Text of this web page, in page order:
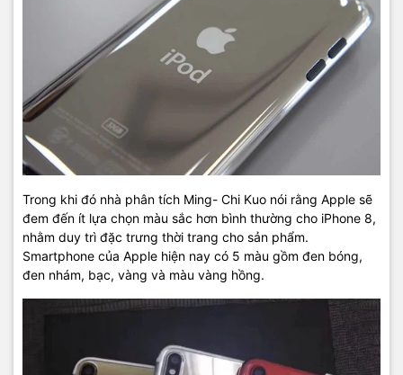
Trong khi đó nhà phân tích Ming- Chi Kuo nói rằng Apple sẽ
đem đến ít lựa chọn màu sắc hơn bình thường cho iPhone 8,
nhằm duy trì đặc trưng thời trang cho sản phẩm.
Smartphone của Apple hiện nay có 5 màu gồm đen bóng,
đen nhám, bạc, vàng và màu vàng hồng.